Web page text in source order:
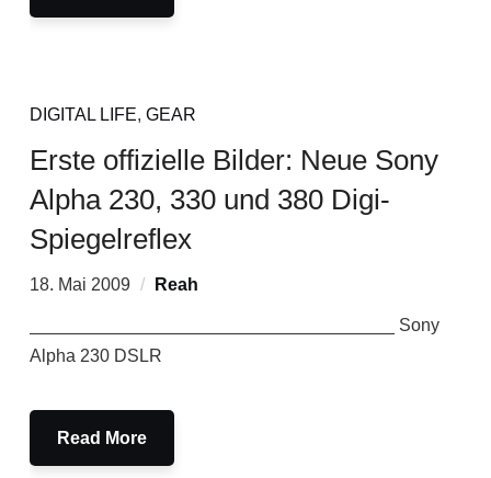
DIGITAL LIFE, GEAR
Erste offizielle Bilder: Neue Sony
Alpha 230, 330 und 380 Digi-
Spiegelreflex
18. Mai 2009 Reah
_____________________________________ Sony
Alpha 230 DSLR
Read More